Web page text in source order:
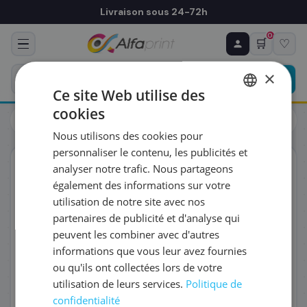
Livraison sous 24-72h
🛒
0
♡
Toners
Canon
ORIGINAL
♻ COMMANDE RÉCURRENTE
Prévoyez & économisez
Programmez votre prochain achat — notre équipe
vous prépare un devis personnalisé
RÉFÉRENCE DU PRODUIT
FRÉQUENCE
QUANTITÉ PAR LIVRAISON
DATE DE PREMIÈRE LIVRAISON SOUHAITÉE
×
Ce site Web utilise des
cookies
Nous utilisons des cookies pour
personnaliser le contenu, les publicités et
analyser notre trafic. Nous partageons
également des informations sur votre
utilisation de notre site avec nos
partenaires de publicité et d'analyse qui
peuvent les combiner avec d'autres
informations que vous leur avez fournies
ou qu'ils ont collectées lors de votre
utilisation de leurs services. Politique de
confidentialité